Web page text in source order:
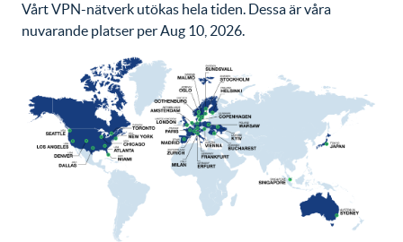
Vårt VPN-nätverk utökas hela tiden. Dessa är våra
nuvarande platser per Aug 10, 2026.